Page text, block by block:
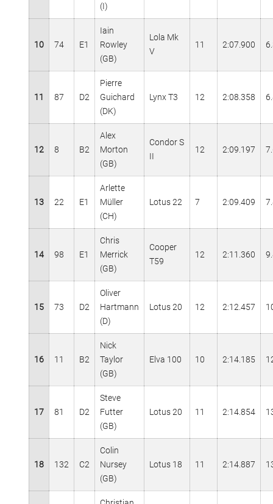
(I)
10 74 E1
Iain
Rowley
(GB)
Lola Mk
V
11 2:07.900
11 87 D2
Pierre
Guichard
(DK)
Lynx T3 12 2:08.358
12 8 B2
Alex
Morton
(GB)
Condor S
II
12 2:09.197
13 22 E1
Arlette
Müller
(CH)
Lotus 22 7 2:09.409
14 98 E1
Chris
Merrick
(GB)
Cooper
T59
12 2:11.360
15 73 D2
Oliver
Hartmann
(D)
Lotus 20 12 2:12.457
16 11 B2
Nick
Taylor
(GB)
Elva 100 10 2:14.185
17 81 D2
Steve
Futter
(GB)
Lotus 20 11 2:14.854
18 132 C2
Colin
Nursey
(GB)
Lotus 18 11 2:14.887